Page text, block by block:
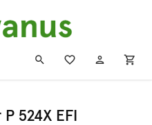
524X EFI